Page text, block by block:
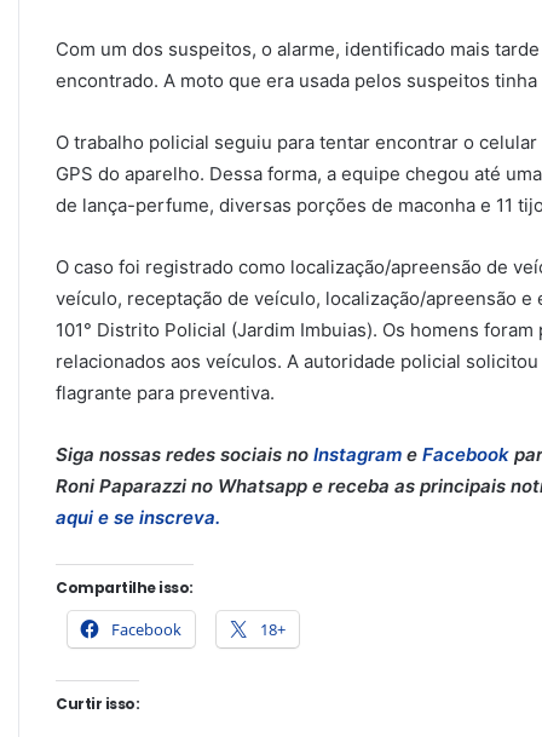
Com um dos suspeitos, o alarme, identificado mais
encontrado. A moto que era usada pelos suspeitos
O trabalho policial seguiu para tentar encontrar o
GPS do aparelho. Dessa forma, a equipe chegou até
de lança-perfume, diversas porções de maconha e 11
O caso foi registrado como localização/apreensão de
veículo, receptação de veículo, localização/apreensão
101° Distrito Policial (Jardim Imbuias). Os homens
relacionados aos veículos. A autoridade policial
flagrante para preventiva.
Siga nossas redes sociais no Instagram e Facebook
Roni Paparazzi no Whatsapp e receba as principais
aqui e se inscreva.
Compartilhe isso:
Facebook 18+
Curtir isso: